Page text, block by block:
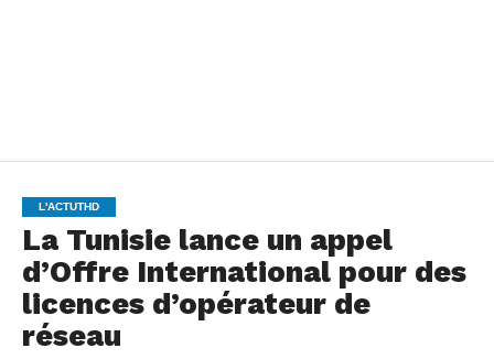
L'ACTUTHD
La Tunisie lance un appel
d’Offre International pour des
licences d’opérateur de
réseau